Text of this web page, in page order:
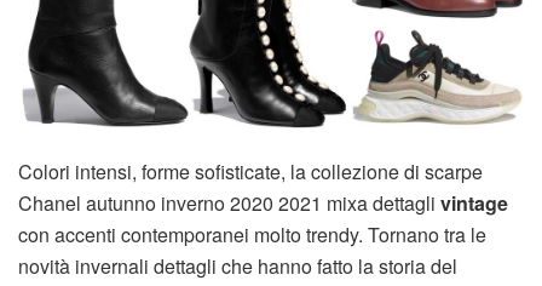
Colori intensi, forme sofisticate, la collezione di scarpe
Chanel autunno inverno 2020 2021 mixa dettagli vintage
con accenti contemporanei molto trendy. Tornano tra le
novità invernali dettagli che hanno fatto la storia del